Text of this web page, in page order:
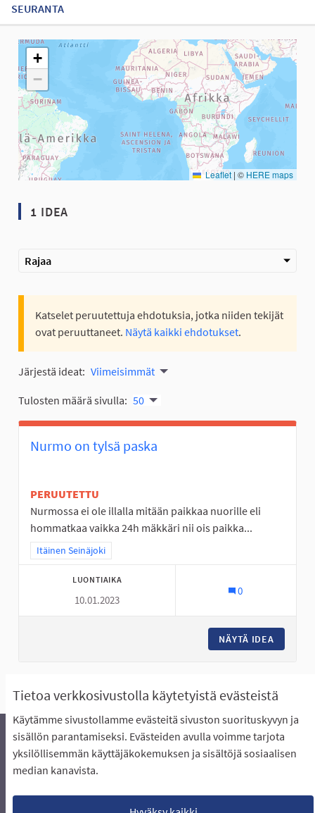
Tietoa verkkosivustolla käytetyistä evästeistä
Käytämme sivustollamme evästeitä sivuston suorituskyvyn ja
sisällön parantamiseksi. Evästeiden avulla voimme tarjota
yksilöllisemmän käyttäjäkokemuksen ja sisältöjä sosiaalisen
median kanavista.
SEURANTA
Seuraavassa elementissä on kartta, joka esittää tämän sivun
+
−
Leaflet | © HERE maps
1 IDEA
Rajaa
Katselet peruutettuja ehdotuksia, jotka niiden tekijät
ovat peruuttaneet. Näytä kaikki ehdotukset.
Järjestä ideat: Viimeisimmät
Tulosten määrä sivulla: 50
Nurmo on tylsä paska
PERUUTETTU
Nurmossa ei ole illalla mitään paikkaa nuorille eli
hommatkaa vaikka 24h mäkkäri nii ois paikka...
Rajaa tulokset teeman mukaan: Itäinen Seinäjoki
Itäinen Seinäjoki
LUONTIAIKA
10.01.2023
0
NÄYTÄ IDEA
Näytä kaikki ehdotukset
Äänestyksen pikaohjeet
Usein kysytyt kysymykset
Näin äänestät Asukasbudjetissa
Lataa avoimet datatiedostot